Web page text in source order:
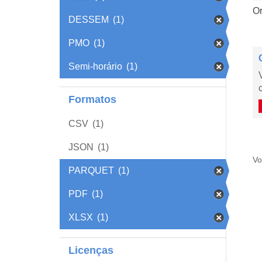
DESSEM (1)
PMO (1)
Semi-horário (1)
Formatos
CSV (1)
JSON (1)
PARQUET (1)
PDF (1)
XLSX (1)
Licenças